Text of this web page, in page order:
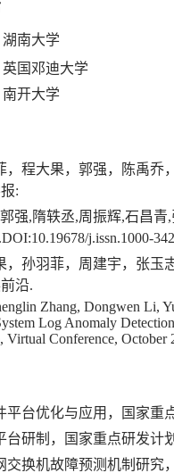
湖南大学
英国邓迪大学
南开大学
，程大果，郭强，陈禹乔
:
强,隋轶丞,周振辉,石昌
j.issn.1000-
，孙羽菲，周建宇，张玉
沿.
Zhang, Dongwen Li,
Log Anomaly
Virtual Conference, October
平台优化与应用，国家重
研制，国家重点研发计
交换机故障预测机制研究